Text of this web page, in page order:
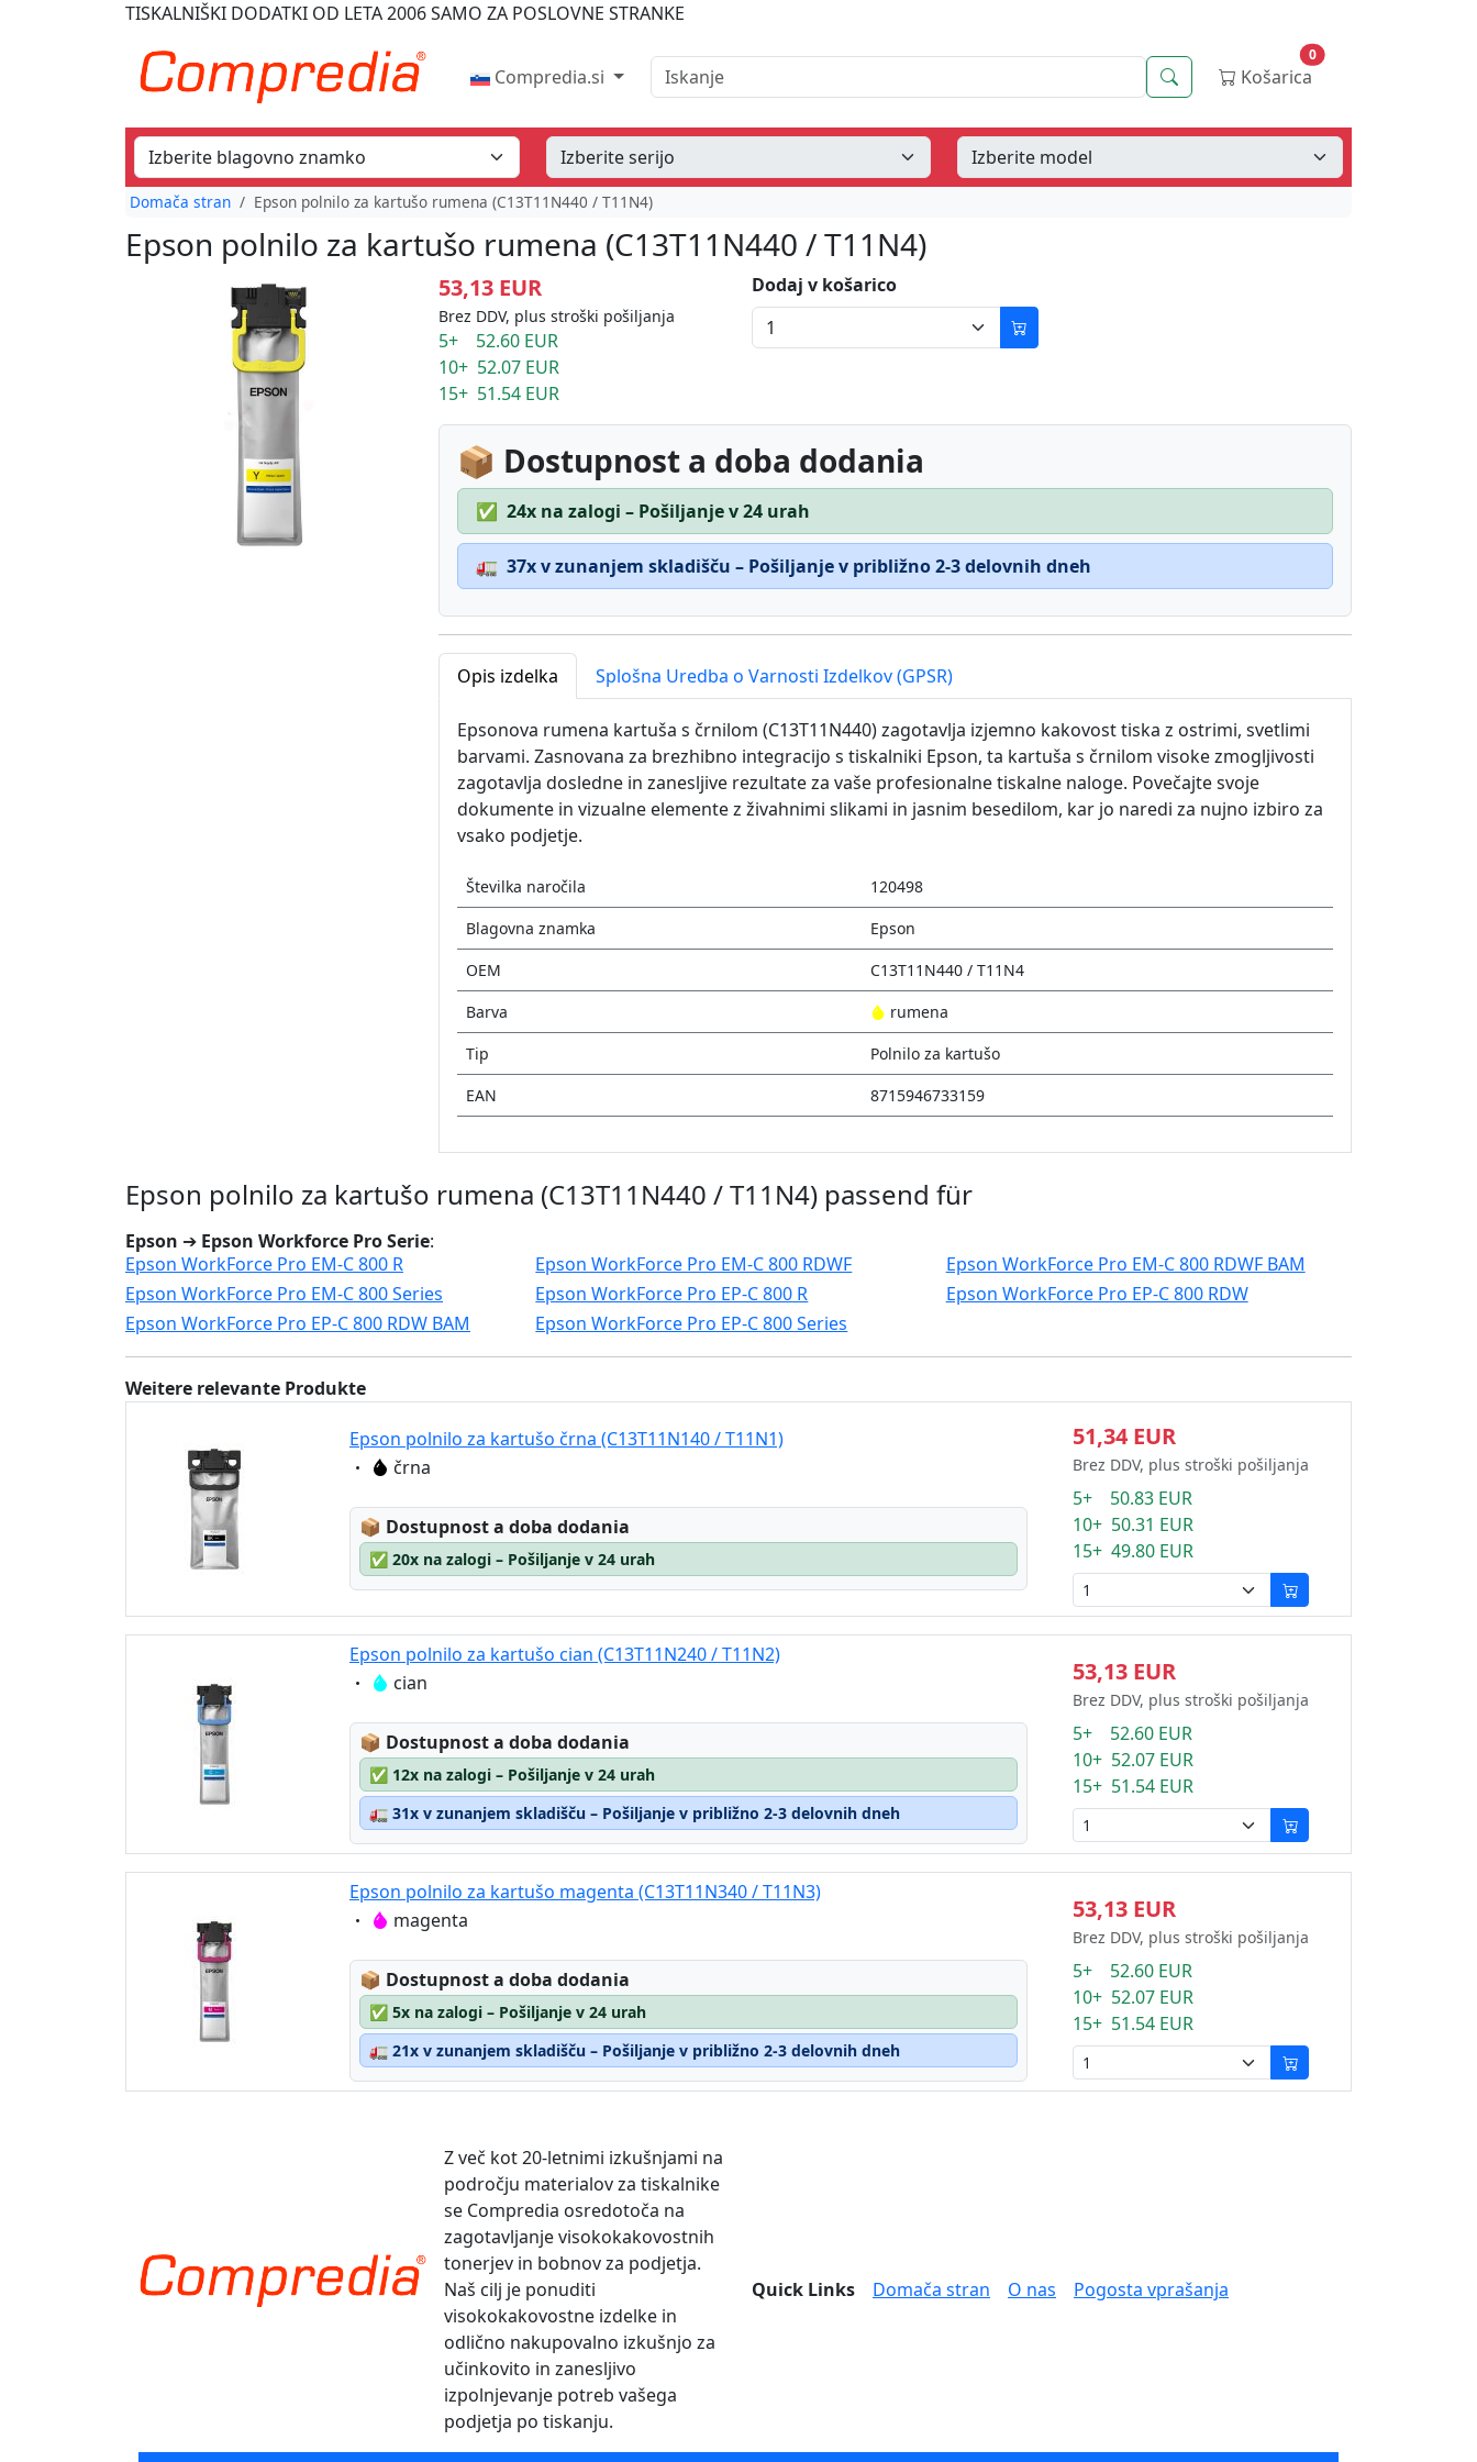
TISKALNIŠKI DODATKI OD LETA 2006SAMO ZA POSLOVNE STRANKE
Compredia.si Iskanje Iskanje Košarica
0
Domača stran Epson polnilo za kartušo rumena (C13T11N440 / T11N4)
Epson polnilo za kartušo rumena (C13T11N440 / T11N4)
53,13 EUR
Brez DDV, plus stroški pošiljanja
5+ 52.60 EUR
10+ 52.07 EUR
15+ 51.54 EUR
Dodaj v košarico
📦 Dostupnost a doba dodania
✅ 24x na zalogi – Pošiljanje v 24 urah
🚛 37x v zunanjem skladišču – Pošiljanje v približno 2-3 delovnih dneh
Opis izdelka Splošna Uredba o Varnosti Izdelkov (GPSR)
Epsonova rumena kartuša s črnilom (C13T11N440) zagotavlja izjemno kakovost tiska z ostrimi, svetlimi
barvami. Zasnovana za brezhibno integracijo s tiskalniki Epson, ta kartuša s črnilom visoke zmogljivosti
zagotavlja dosledne in zanesljive rezultate za vaše profesionalne tiskalne naloge. Povečajte svoje
dokumente in vizualne elemente z živahnimi slikami in jasnim besedilom, kar jo naredi za nujno izbiro za
vsako podjetje.
Številka naročila
120498
Blagovna znamka
Epson
OEM
C13T11N440 / T11N4
Barva
rumena
Tip
Polnilo za kartušo
EAN
8715946733159
Epson polnilo za kartušo rumena (C13T11N440 / T11N4) passend für
Epson ➔ Epson Workforce Pro Serie:
Epson WorkForce Pro EM-C 800 R
Epson WorkForce Pro EM-C 800 RDWF
Epson WorkForce Pro EM-C 800 RDWF BAM
Epson WorkForce Pro EM-C 800 Series
Epson WorkForce Pro EP-C 800 R
Epson WorkForce Pro EP-C 800 RDW
Epson WorkForce Pro EP-C 800 RDW BAM
Epson WorkForce Pro EP-C 800 Series
Weitere relevante Produkte
Epson polnilo za kartušo črna (C13T11N140 / T11N1)
Eigenschaft:
črna
📦 Lagerstatus:
Dostupnost a doba dodania
✅ 20x na zalogi – Pošiljanje v 24 urah
51,34 EUR
Brez DDV, plus stroški pošiljanja
5+ 50.83 EUR
10+ 50.31 EUR
15+ 49.80 EUR
Epson polnilo za kartušo cian (C13T11N240 / T11N2)
Eigenschaft:
cian
📦 Lagerstatus:
Dostupnost a doba dodania
✅ 12x na zalogi – Pošiljanje v 24 urah
🚛 31x v zunanjem skladišču – Pošiljanje v približno 2-3 delovnih dneh
53,13 EUR
Brez DDV, plus stroški pošiljanja
5+ 52.60 EUR
10+ 52.07 EUR
15+ 51.54 EUR
Epson polnilo za kartušo magenta (C13T11N340 / T11N3)
Eigenschaft:
magenta
📦 Lagerstatus:
Dostupnost a doba dodania
✅ 5x na zalogi – Pošiljanje v 24 urah
🚛 21x v zunanjem skladišču – Pošiljanje v približno 2-3 delovnih dneh
53,13 EUR
Brez DDV, plus stroški pošiljanja
5+ 52.60 EUR
10+ 52.07 EUR
15+ 51.54 EUR
Z več kot 20-letnimi izkušnjami na
področju materialov za tiskalnike
se Compredia osredotoča na
zagotavljanje visokokakovostnih
tonerjev in bobnov za podjetja.
Naš cilj je ponuditi
visokokakovostne izdelke in
odlično nakupovalno izkušnjo za
učinkovito in zanesljivo
izpolnjevanje potreb vašega
podjetja po tiskanju.
Quick Links Domača stran O nas Pogosta vprašanja